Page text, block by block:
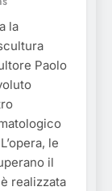
la
Paolo
le
il
realizzata